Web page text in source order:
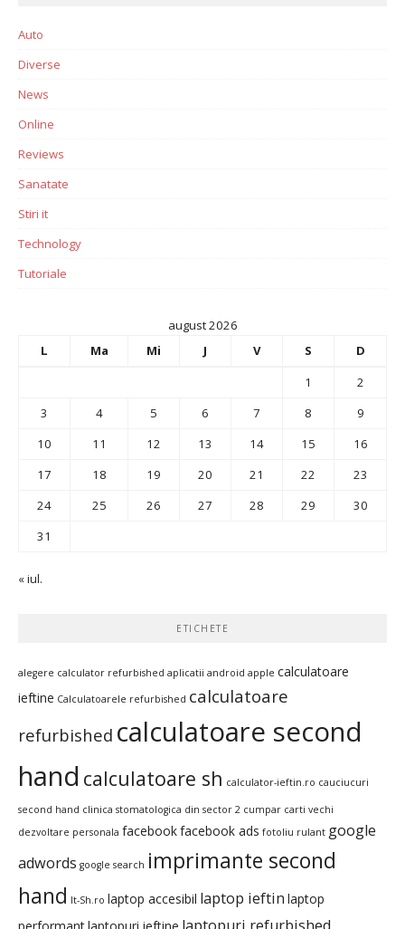
Auto
Diverse
News
Online
Reviews
Sanatate
Stiri it
Technology
Tutoriale
august 2026
L
Ma Mi J V S
D
1
2
3
4 5 6 7 8
9
10
11 12 13 14 15
16
17
18 19 20 21 22
23
24
25 26 27 28 29
30
31
« iul.
ETICHETE
alegere calculator refurbished aplicatii android apple calculatoare
ieftine Calculatoarele refurbished calculatoare
refurbished calculatoare second
hand calculatoare sh calculator-ieftin.ro cauciucuri
second hand clinica stomatologica din sector 2 cumpar carti vechi
dezvoltare personala facebookfacebook ads fotoliu rulant google
adwords google search imprimante second
hand It-Sh.ro laptop accesibil laptop ieftin laptop